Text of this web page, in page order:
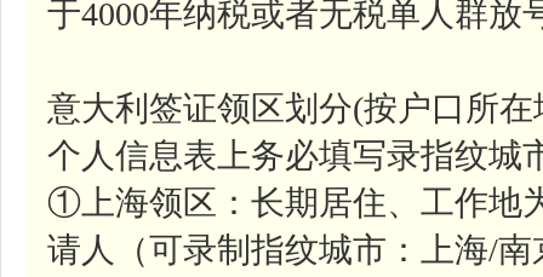
于4000年纳税或者无税单人群放
意大利签证领区划分(按户口所
个人信息表上务必填写录指纹城
①上海领区：长期居住、工作地
请人（可录制指纹城市：上海/南